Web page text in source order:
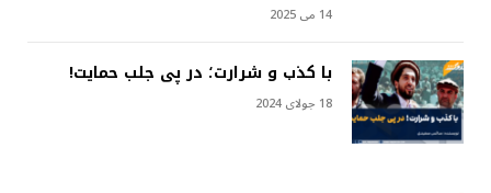
14 می 2025
با کذب و شرارت؛ در پی جلب حمایت!
18 جولای 2024